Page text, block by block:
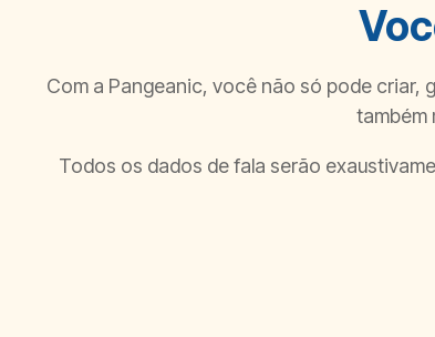
Com a Pangeanic, você não só pode
também
Todos os dados de fala serão